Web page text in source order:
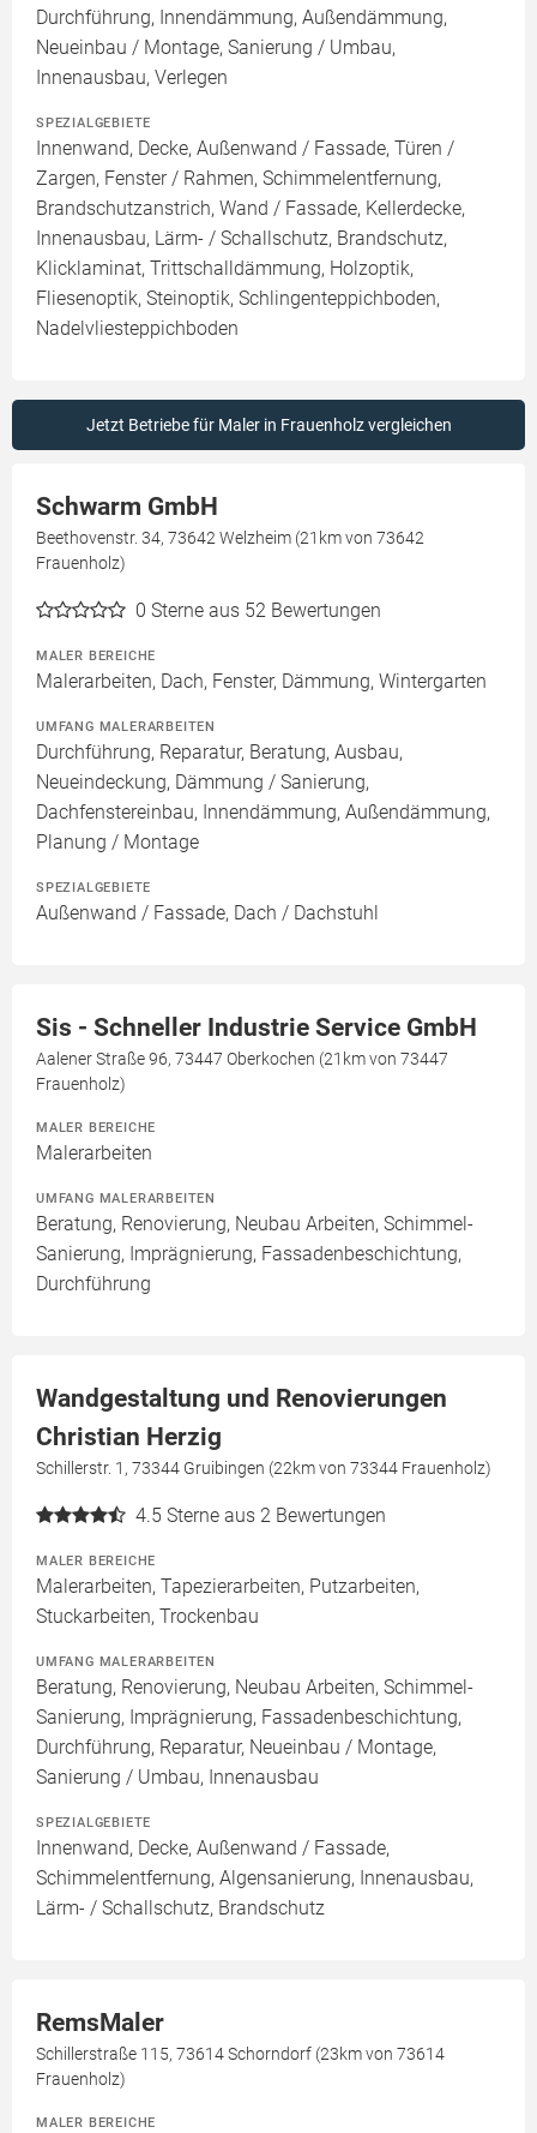
Durchführung, Innendämmung, Außendämmung,
Neueinbau / Montage, Sanierung / Umbau,
Innenausbau, Verlegen
SPEZIALGEBIETE
Innenwand, Decke, Außenwand / Fassade, Türen /
Zargen, Fenster / Rahmen, Schimmelentfernung,
Brandschutzanstrich, Wand / Fassade, Kellerdecke,
Innenausbau, Lärm- / Schallschutz, Brandschutz,
Klicklaminat, Trittschalldämmung, Holzoptik,
Fliesenoptik, Steinoptik, Schlingenteppichboden,
Nadelvliesteppichboden
Jetzt Betriebe für Maler in Frauenholz vergleichen
Schwarm GmbH
Beethovenstr. 34, 73642 Welzheim (21km von 73642
Frauenholz)
0 Sterne aus 52 Bewertungen
MALER BEREICHE
Malerarbeiten, Dach, Fenster, Dämmung, Wintergarten
UMFANG MALERARBEITEN
Durchführung, Reparatur, Beratung, Ausbau,
Neueindeckung, Dämmung / Sanierung,
Dachfenstereinbau, Innendämmung, Außendämmung,
Planung / Montage
SPEZIALGEBIETE
Außenwand / Fassade, Dach / Dachstuhl
Sis - Schneller Industrie Service GmbH
Aalener Straße 96, 73447 Oberkochen (21km von 73447
Frauenholz)
MALER BEREICHE
Malerarbeiten
UMFANG MALERARBEITEN
Beratung, Renovierung, Neubau Arbeiten, Schimmel-
Sanierung, Imprägnierung, Fassadenbeschichtung,
Durchführung
Wandgestaltung und Renovierungen
Christian Herzig
Schillerstr. 1, 73344 Gruibingen (22km von 73344 Frauenholz)
4.5 Sterne aus 2 Bewertungen
MALER BEREICHE
Malerarbeiten, Tapezierarbeiten, Putzarbeiten,
Stuckarbeiten, Trockenbau
UMFANG MALERARBEITEN
Beratung, Renovierung, Neubau Arbeiten, Schimmel-
Sanierung, Imprägnierung, Fassadenbeschichtung,
Durchführung, Reparatur, Neueinbau / Montage,
Sanierung / Umbau, Innenausbau
SPEZIALGEBIETE
Innenwand, Decke, Außenwand / Fassade,
Schimmelentfernung, Algensanierung, Innenausbau,
Lärm- / Schallschutz, Brandschutz
RemsMaler
Schillerstraße 115, 73614 Schorndorf (23km von 73614
Frauenholz)
MALER BEREICHE